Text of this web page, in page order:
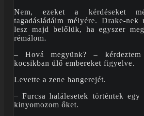
Nem, ezeket a kérdéseket
tagadásládáim mélyére. Drake-
lesz majd belőlük, ha egyszer
rémálom.
– Hová megyünk? –
kocsikban ülő embereket figyelve.
Levette a zene hangerejét.
– Furcsa halálesetek történtek egy
kinyomozom őket.